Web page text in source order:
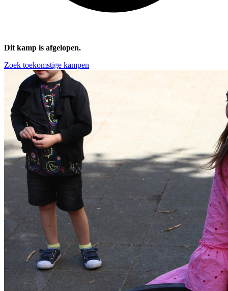
Dit kamp is afgelopen.
Zoek toekomstige kampen